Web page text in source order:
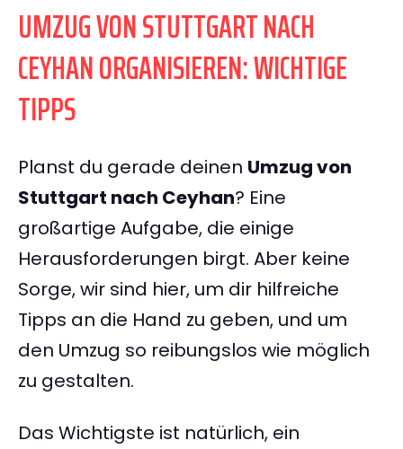
UMZUG VON STUTTGART NACH
CEYHAN ORGANISIEREN: WICHTIGE
TIPPS
Planst du gerade deinen Umzug von
Stuttgart nach Ceyhan? Eine
großartige Aufgabe, die einige
Herausforderungen birgt. Aber keine
Sorge, wir sind hier, um dir hilfreiche
Tipps an die Hand zu geben, und um
den Umzug so reibungslos wie möglich
zu gestalten.
Das Wichtigste ist natürlich, ein